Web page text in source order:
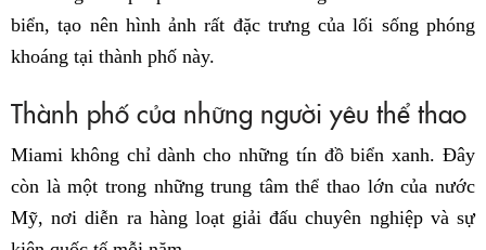
biển, tạo nên hình ảnh rất đặc trưng của lối sống phóng
khoáng tại thành phố này.
Thành phố của những người yêu thể thao
Miami không chỉ dành cho những tín đồ biển xanh. Đây
còn là một trong những trung tâm thể thao lớn của nước
Mỹ, nơi diễn ra hàng loạt giải đấu chuyên nghiệp và sự